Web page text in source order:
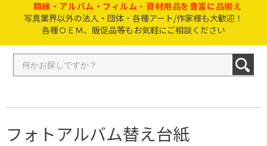
額縁・アルバム・フィルム・資材用品を豊富に品揃え
写真業界以外の法人・団体・各種アート/作家様も大歓迎！
各種ＯＥＭ、販促品等もお気軽にご相談ください
フォトアルバム替え台紙